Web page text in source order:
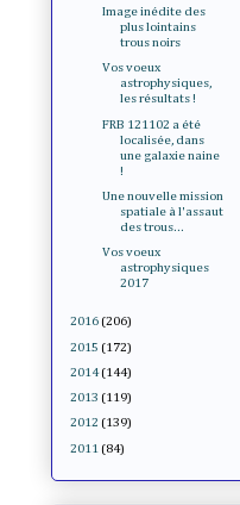
Image inédite des
plus lointains
trous noirs
Vos voeux
astrophysiques,
les résultats !
FRB 121102 a été
localisée, dans
une galaxie naine
!
Une nouvelle mission
spatiale à l'assaut
des trous...
Vos voeux
astrophysiques
2017
2016 (206)
2015 (172)
2014 (144)
2013 (119)
2012 (139)
2011 (84)